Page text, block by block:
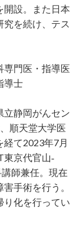
開設。また日本
を続け、テス
門医・指導医
導士
立静岡がんセン
順天堂大学医
て2023年7月
京代官山‐
師兼任。現在
手術を行う。
り化を行ってい